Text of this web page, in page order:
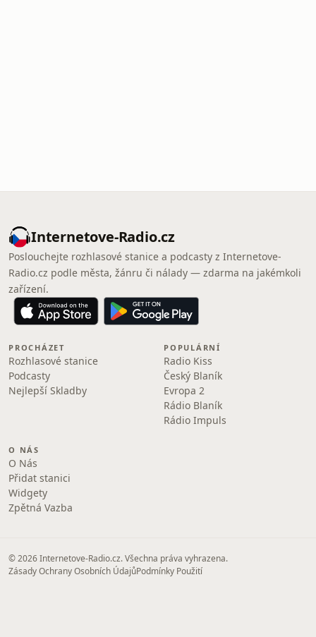
Internetove-Radio.cz
Poslouchejte rozhlasové stanice a podcasty z Internetove-
Radio.cz podle města, žánru či nálady — zdarma na jakémkoli
zařízení.
PROCHÁZET
Rozhlasové stanice
Podcasty
Nejlepší Skladby
POPULÁRNÍ
Radio Kiss
Český Blaník
Evropa 2
Rádio Blaník
Rádio Impuls
O NÁS
O Nás
Přidat stanici
Widgety
Zpětná Vazba
© 2026 Internetove-Radio.cz. Všechna práva vyhrazena.
Zásady Ochrany Osobních ÚdajůPodmínky Použití